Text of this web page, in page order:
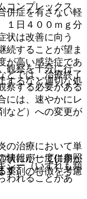
コンプレックス
観察を十分に行
するなど適切な処
シー（いずれも頻
われることがあ
併症を有さない軽
１日４００ｍｇ分
状は改善に向う
続することが望ま
が高い感染症であ
どでは、治療終了
察する必要がある
には、速やかにレ
など）への変更が
の治療において単
状に応じて併用が
薬剤の特徴を考慮
情報が一度に参照
す。